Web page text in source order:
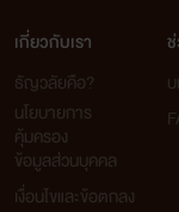
เกี่ยวกับเรา
ธัญวลัยคือ?
นโยบายการ
คุ้มครอง
ข้อมูลส่วนบุคคล
เงื่อนไขและข้อตกลง